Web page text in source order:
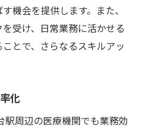
機会を提供します。また、
受け、日常業務に活かせる
とで、さらなるスキルアッ
化
駅周辺の医療機関でも業務効